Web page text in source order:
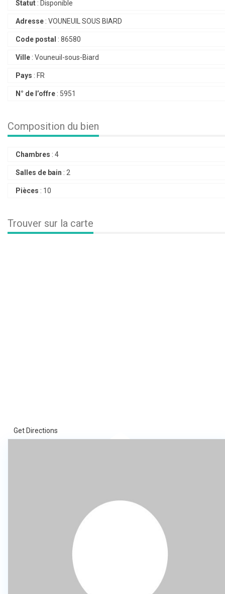
Statut : Disponible
Adresse : VOUNEUIL SOUS BIARD
Code postal : 86580
Ville : Vouneuil-sous-Biard
Pays : FR
N° de l’offre : 5951
Composition du bien
Chambres : 4
Salles de bain : 2
Pièces : 10
Trouver sur la carte
Get Directions